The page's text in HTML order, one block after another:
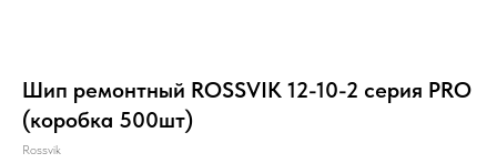
Шип ремонтный ROSSVIK 12-10-2 серия PRO
(коробка 500шт)
Rossvik